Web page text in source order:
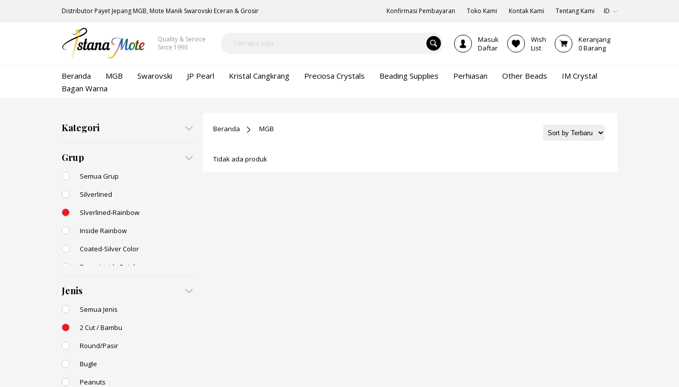
Distributor Payet Jepang MGB, Mote Manik Swarovski Eceran & Grosir Konfirmasi Pembayaran Toko Kami Kontak Kami Tentang Kami ID
Quality & Service
Since 1993
Masuk
Daftar
Wish
List
Keranjang
0Barang
Beranda MGB Swarovski JP Pearl Kristal Cangkrang Preciosa Crystals Beading Supplies Perhiasan Other Beads
IM Crystal
Bagan Warna
Kategori
Grup
Semua Grup
Silverlined
Slverlined-Rainbow
Inside Rainbow
Coated-Silver Color
Trans-Inside Rainbow
Jenis
Semua Jenis
2 Cut / Bambu
Round/Pasir
Bugle
Peanuts
Beranda MGB
Tidak ada produk